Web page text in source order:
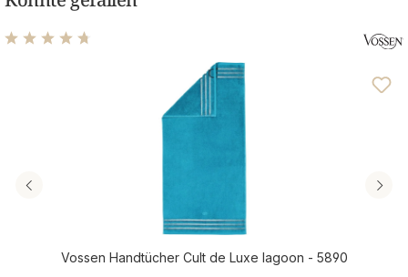
Durchschnittliche Bewertung von 4.76 von 5 Sternen
Vossen Handtücher Cult de Luxe lagoon - 5890